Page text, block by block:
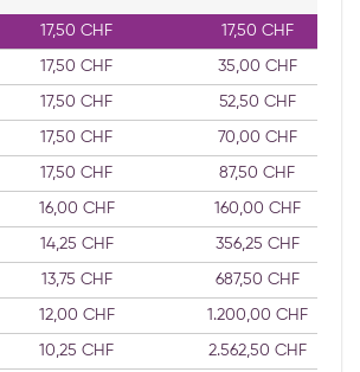
17,50 CHF 17,50 CHF
17,50 CHF 35,00 CHF
17,50 CHF 52,50 CHF
17,50 CHF 70,00 CHF
17,50 CHF 87,50 CHF
16,00 CHF 160,00 CHF
14,25 CHF 356,25 CHF
13,75 CHF 687,50 CHF
12,00 CHF 1.200,00 CHF
10,25 CHF 2.562,50 CHF